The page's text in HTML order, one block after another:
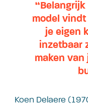
model
je eigen
inzetbaar
maken
Koen Delaere